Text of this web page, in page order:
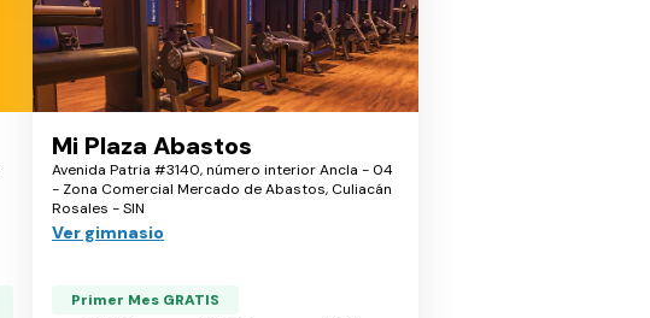
Mi Plaza Abastos
Avenida Patria #3140, número interior Ancla - 04
- Zona Comercial Mercado de Abastos, Culiacán
Rosales - SIN
Ver gimnasio
Primer Mes GRATIS